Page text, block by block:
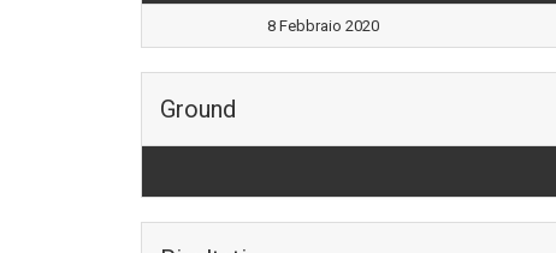
8 Febbraio 2020
Ground